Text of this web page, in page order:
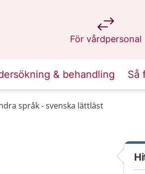
För vårdpersonal
på 1177.se
& behandling Så
språk - svenska lättläst